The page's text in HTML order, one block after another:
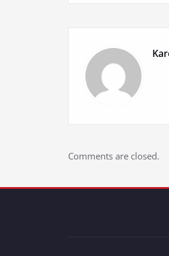
Comments are closed.